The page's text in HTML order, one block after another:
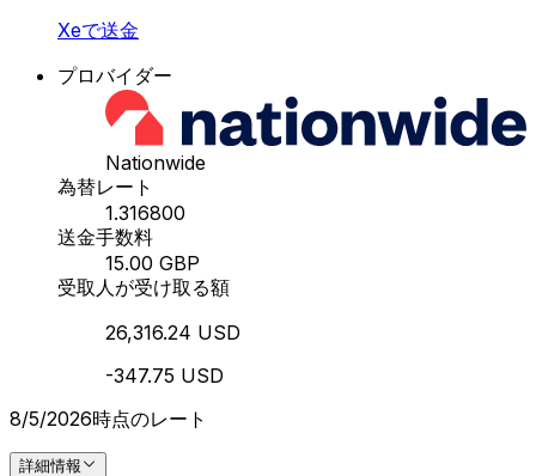
Xeで送金
プロバイダー
Nationwide
為替レート
1.316800
送金手数料
15.00 GBP
受取人が受け取る額
26,316.24 USD
-347.75 USD
8/5/2026時点のレート
詳細情報